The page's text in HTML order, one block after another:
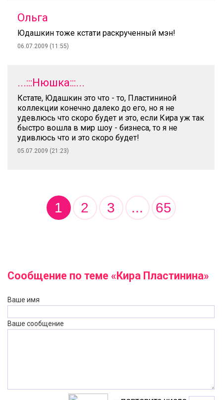
Ольга
Юдашкин тоже кстати раскрученный мэн!
06.07.2009 (11:55)
...:::Нюшка:::...
Кстате, Юдашкин это что - то, Пластининой
коллекции конечно далеко до его, но я не
удевлюсь что скоро будет и это, если Кира уж так
быстро вошла в мир шоу - бизнеса, то я не
удивлюсь что и это скоро будет!
05.07.2009 (21:23)
1 2 3 ... 65
Сообщение по теме «Кира Пластинина»
Ваше имя
Ваше сообщение